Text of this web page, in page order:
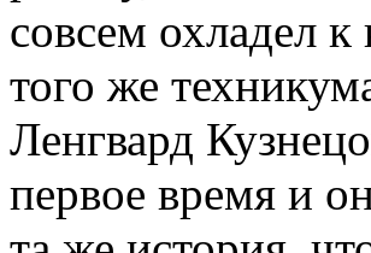
совсем охладел к
того же
Ленгвард
первое время и